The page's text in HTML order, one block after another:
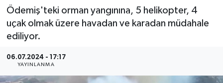
Ödemiş'teki orman yangınına, 5 helikopter, 4
uçak olmak üzere havadan ve karadan müdahale
ediliyor.
06.07.2024 - 17:17
YAYINLANMA
POLİTİKA
Programlar
SPOR